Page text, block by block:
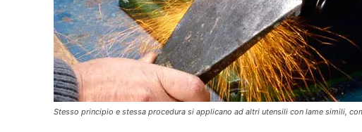
Stesso principio e stessa procedura si applicano ad altri utensili con lame simili,